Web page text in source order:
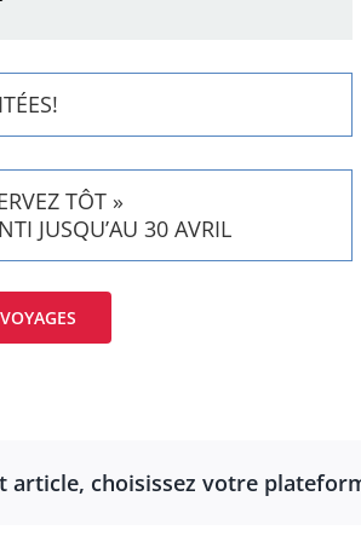
TÔT »
JUSQU’AU 30 AVRIL
article, choisissez votre